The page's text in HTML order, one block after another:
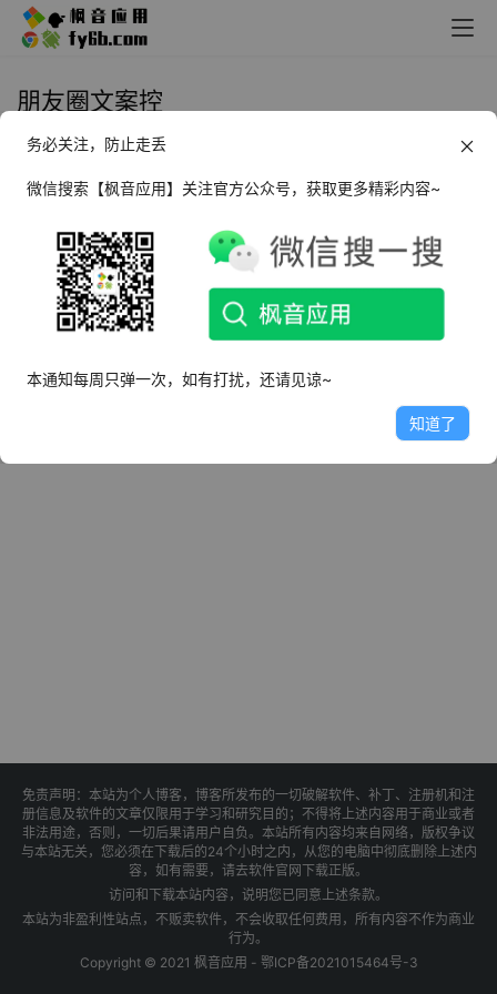
朋友圈文案控
2024年11月15日
免责声明：本站为个人博客，博客所发布的一切破解软件、补丁、注册机和注
册信息及软件的文章仅限用于学习和研究目的；不得将上述内容用于商业或者
非法用途，否则，一切后果请用户自负。本站所有内容均来自网络，版权争议
与本站无关，您必须在下载后的24个小时之内，从您的电脑中彻底删除上述内
容，如有需要，请去软件官网下载正版。
访问和下载本站内容，说明您已同意上述条款。
本站为非盈利性站点，不贩卖软件，不会收取任何费用，所有内容不作为商业
行为。
Copyright © 2021 枫音应用 - 鄂ICP备2021015464号-3
务必关注，防止走丢
微信搜索【枫音应用】关注官方公众号，获取更多精彩内容~
本通知每周只弹一次，如有打扰，还请见谅~
知道了